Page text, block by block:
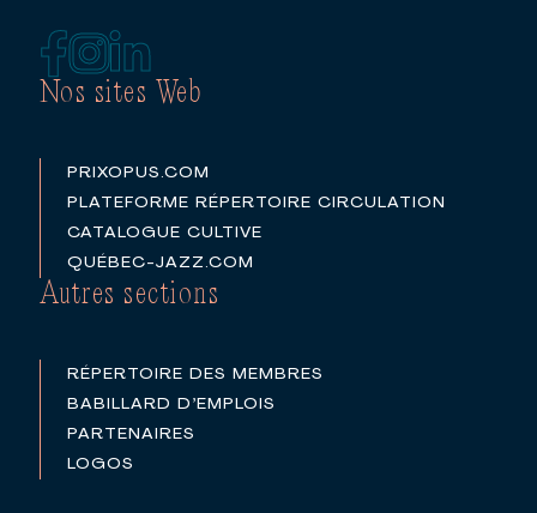
Nos sites Web
PRIXOPUS.COM
PLATEFORME RÉPERTOIRE CIRCULATION
CATALOGUE CULTIVE
QUÉBEC-JAZZ.COM
Autres sections
RÉPERTOIRE DES MEMBRES
BABILLARD D’EMPLOIS
PARTENAIRES
LOGOS